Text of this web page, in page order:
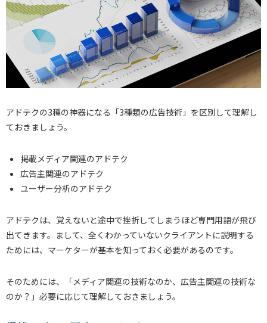
アドテクの3種の神器になる「3種類の広告技術」を区別して理解し
ておきましょう。
掲載メディア関連のアドテク
広告主関連のアドテク
ユーザー分析のアドテク
アドテクは、覚えないと途中で挫折してしまうほど専門用語が飛び
出てきます。まして、全くわかっていないクライアントに説明する
ためには、マーケターが基本を知っておく必要があるのです。
そのためには、「メディア関連の技術なのか、広告主関連の技術な
のか？」必要に応じて理解しておきましょう。